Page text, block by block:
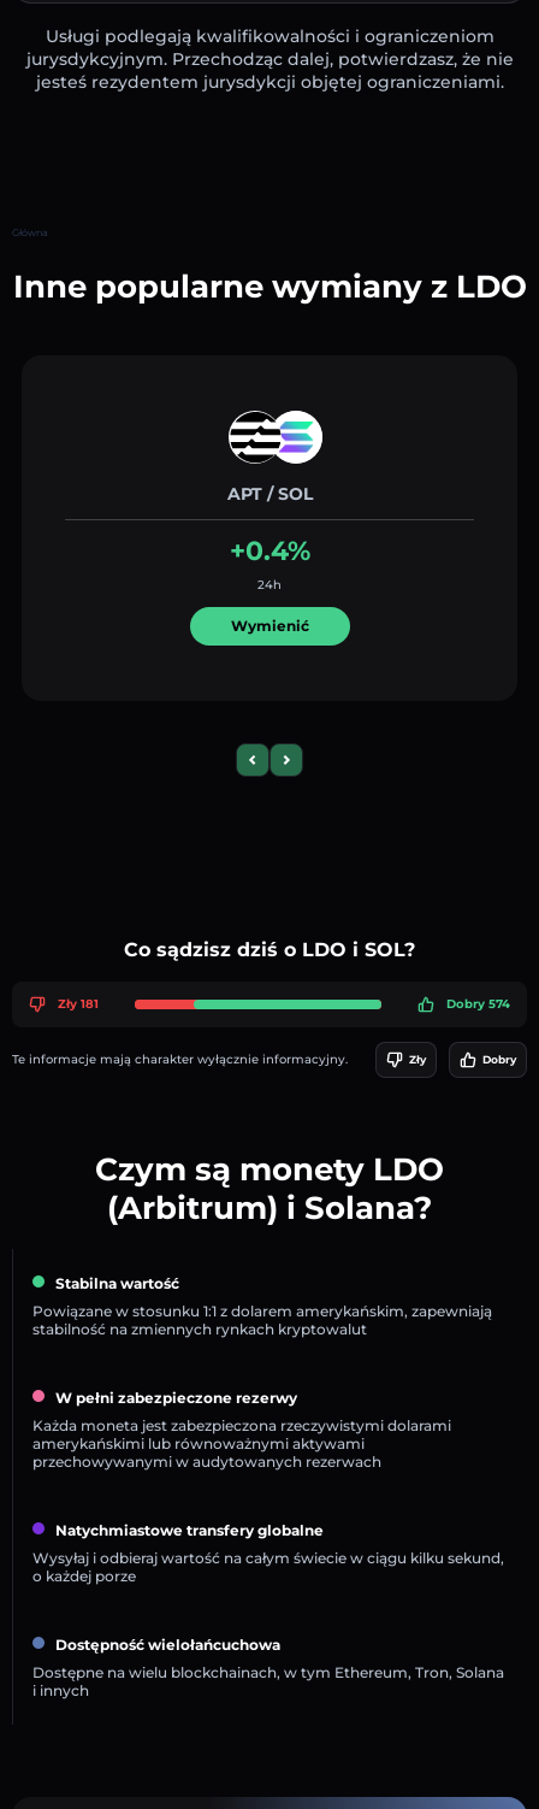
Usługi podlegają kwalifikowalności i ograniczeniom
jurysdykcyjnym. Przechodząc dalej, potwierdzasz, że nie
jesteś rezydentem jurysdykcji objętej ograniczeniami.
Główna
Inne popularne wymiany z LDO
APT / SOL
+0.4%
24h
Wymienić
Previous slide
Next slide
Co sądzisz dziś o LDO i SOL?
Zły 181 Dobry 574
Te informacje mają charakter wyłącznie informacyjny. Zły Dobry
Czym są monety LDO
(Arbitrum) i Solana?
Stabilna wartość
Powiązane w stosunku 1:1 z dolarem amerykańskim, zapewniają
stabilność na zmiennych rynkach kryptowalut
W pełni zabezpieczone rezerwy
Każda moneta jest zabezpieczona rzeczywistymi dolarami
amerykańskimi lub równoważnymi aktywami
przechowywanymi w audytowanych rezerwach
Natychmiastowe transfery globalne
Wysyłaj i odbieraj wartość na całym świecie w ciągu kilku sekund,
o każdej porze
Dostępność wielołańcuchowa
Dostępne na wielu blockchainach, w tym Ethereum, Tron, Solana
i innych